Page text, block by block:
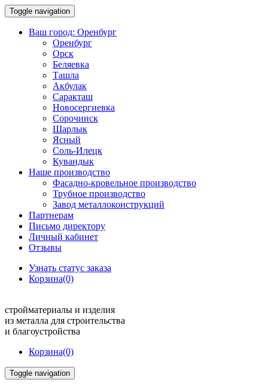
Toggle navigation
Ваш город: Оренбург
Оренбург
Орск
Беляевка
Ташла
Акбулак
Саракташ
Новосергиевка
Сорочинск
Шарлык
Ясный
Соль-Илецк
Кувандык
Наше производство
Фасадно-кровельное производство
Трубное производство
Завод металлоконструкций
Партнерам
Письмо директору
Личный кабинет
Отзывы
Узнать статус заказа
Корзина(0)
стройматериалы и изделия
из металла для строительства
и благоустройства
Корзина(0)
Toggle navigation